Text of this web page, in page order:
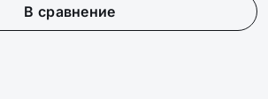
В сравнение